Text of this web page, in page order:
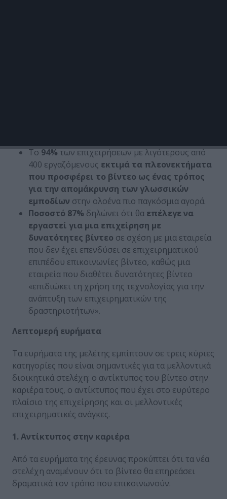
Το94%των επιχειρήσεων με λιγότερους από
400 εργαζόμενους εκτιμά τα πλεονεκτήματα
που προσφέρει το βίντεο ως ένας τρόπος
για την απομάκρυνση των γλωσσικών
εμποδίων στην ολοένα πιο παγκόσμια αγορά.
Ποσοστό 87% δηλώνει ότι θα επέλεγε να
εργαστεί για μια επιχείρηση με
δυνατότητες βίντεο σε σχέση με μια εταιρεία
που δεν έχει επενδύσει σε επιχειρηματικού
επιπέδου επικοινωνίες βίντεο, καθώς μια
εταιρεία που διαθέτει δυνατότητες βίντεο
«επιδιώκει τη χρήση της τεχνολογίας για την
ανάπτυξη των επιχειρηματικών της
δραστηριοτήτων».
Λεπτομερή ευρήματα
Τα ευρήματα της μελέτης εμπίπτουν σε τρεις κύριες
κατηγορίες που είναι σημαντικές για τα μελλοντικά
διοικητικά στελέχη: ο αντίκτυπος του βίντεο στην
καριέρα τους, ο αντίκτυπος που έχει στο ευρύτερο
πλαίσιο της επιχείρησης και οι μελλοντικές
επιχειρηματικές ανάγκες.
1. Αντίκτυπος στην καριέρα
Από τα ευρήματα της έρευνας προκύπτει ότι τα νέα
στελέχη αναμένουν ότι το βίντεο θα επηρεάσει
δραματικά τον τρόπο που επικοινωνούν.